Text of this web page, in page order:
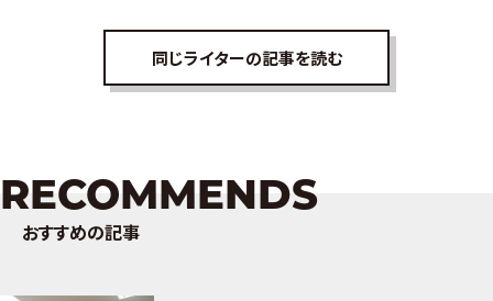
同じライターの記事を読む
RECOMMENDS
おすすめの記事